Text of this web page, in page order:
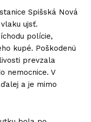
Spišská Nová
ujsť.
polície,
kupé. Poškodenú
prevzala
nemocnice. V
a je mimo